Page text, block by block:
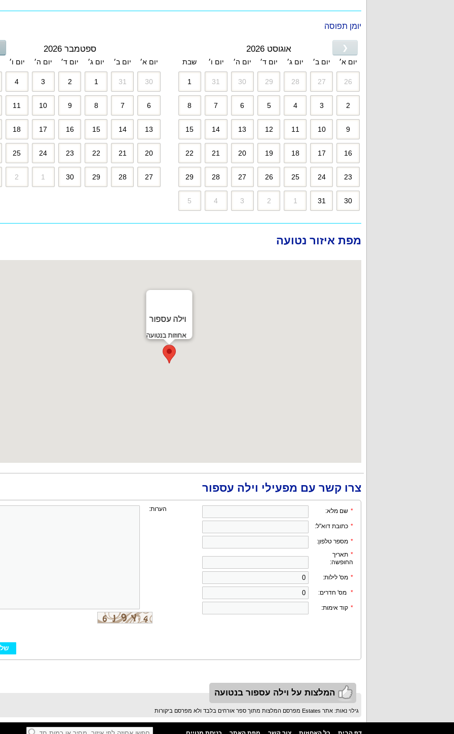
יומן תפוסה
אוגוסט 2026
יום א׳ יום ב׳ יום ג׳ יום ד׳ יום ה׳ יום ו׳ שבת
26
27
28
29
30
31
1
2
3
4
5
6
7
8
9
10
11
12
13
14
15
16
17
18
19
20
21
22
23
24
25
26
27
28
29
30
31
1
2
3
4
5
ספטמבר 2026
יום א׳ יום ב׳ יום ג׳ יום ד׳ יום ה׳ יום ו׳
30
31
1
2
3
4
6
7
8
9
10
11
13
14
15
16
17
18
20
21
22
23
24
25
27
28
29
30
1
2
❮
מפת איזור נטועה
וילה עספור
אחוזות בנטועה
צרו קשר עם מפעילי וילה עספור
הערות: * שם מלא:
* כתובת דוא"ל:
* מספר טלפון:
* תאריך
החופשה:
* מס' לילות:
* מס' חדרים:
* קוד אימות:
המלצות על וילה עספור בנטועה
גילוי נאות: אתר Estates מפרסם המלצות מתוך ספר אורחים בלבד ולא מפרסם ביקורות